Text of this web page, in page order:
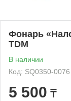
Фонарь
TDM
В наличии
Код: SQ0350-0076
5 500 ₸